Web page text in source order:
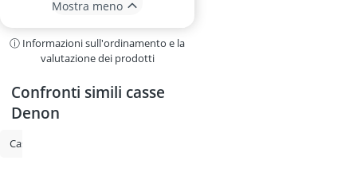
Mostra meno
ⓘ Informazioni sull'ordinamento e la
valutazione dei prodotti
Confronti simili casse
Denon
Cassa Bluetooth